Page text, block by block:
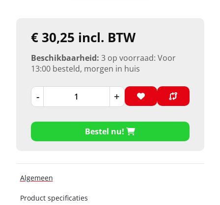
€ 30,25 incl. BTW
Beschikbaarheid: 3 op voorraad: Voor
13:00 besteld, morgen in huis
- +
Bestel nu!
Algemeen
Product specificaties